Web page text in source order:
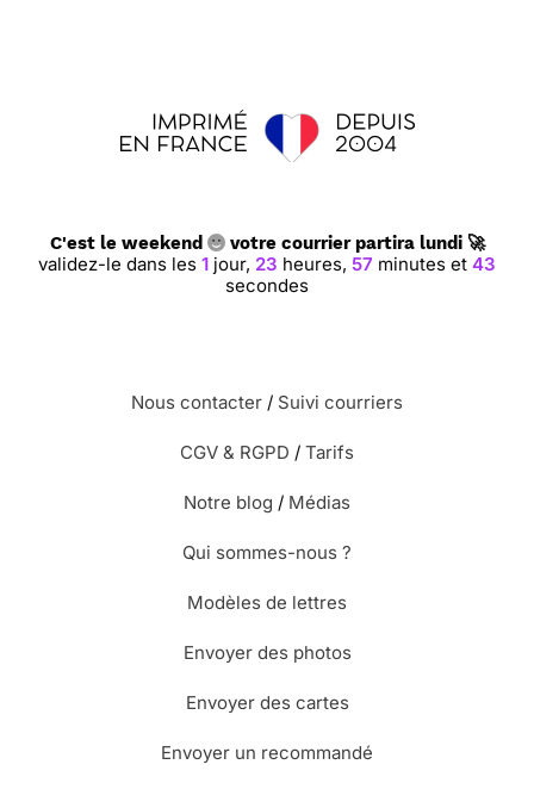
C'est le weekend votre courrier partira lundi 🚀
validez-le dans les 1 jour, 23 heures, 57 minutes et 43
secondes
Nous contacter / Suivi courriers
CGV & RGPD / Tarifs
Notre blog / Médias
Qui sommes-nous ?
Modèles de lettres
Envoyer des photos
Envoyer des cartes
Envoyer un recommandé